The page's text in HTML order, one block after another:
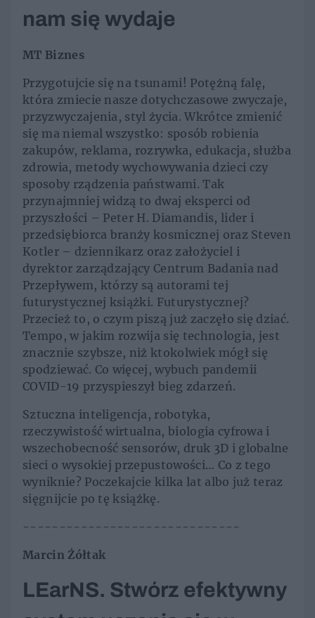
nam się wydaje
MT Biznes
Przygotujcie się na tsunami! Potężną falę,
która zmiecie nasze dotychczasowe zwyczaje,
przyzwyczajenia, styl życia. Wkrótce zmienić
się ma niemal wszystko: sposób robienia
zakupów, reklama, rozrywka, edukacja, służba
zdrowia, metody wychowywania dzieci czy
sposoby rządzenia państwami. Tak
przynajmniej widzą to dwaj eksperci od
przyszłości – Peter H. Diamandis, lider i
przedsiębiorca branży kosmicznej oraz Steven
Kotler – dziennikarz oraz założyciel i
dyrektor zarządzający Centrum Badania nad
Przepływem, którzy są autorami tej
futurystycznej książki. Futurystycznej?
Przecież to, o czym piszą już zaczęło się dziać.
Tempo, w jakim rozwija się technologia, jest
znacznie szybsze, niż ktokolwiek mógł się
spodziewać. Co więcej, wybuch pandemii
COVID-19 przyspieszył bieg zdarzeń.
Sztuczna inteligencja, robotyka,
rzeczywistość wirtualna, biologia cyfrowa i
wszechobecność sensorów, druk 3D i globalne
sieci o wysokiej przepustowości… Co z tego
wyniknie? Poczekajcie kilka lat albo już teraz
sięgnijcie po tę książkę.
------------------------------
Marcin Żółtak
LEarNS. Stwórz efektywny